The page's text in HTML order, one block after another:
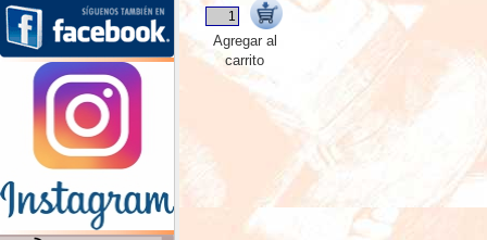
Agregar al
carrito